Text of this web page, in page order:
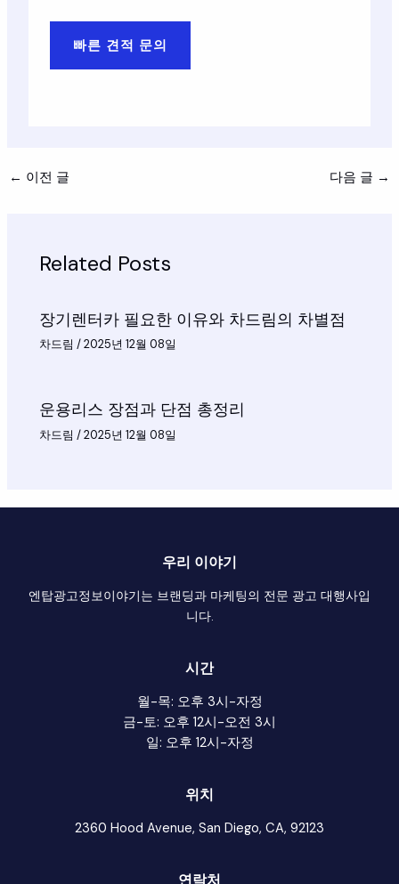
빠른 견적 문의
← 이전 글 다음 글 →
Related Posts
장기렌터카 필요한 이유와 차드림의 차별점
차드림 /2025년 12월 08일
운용리스 장점과 단점 총정리
차드림 /2025년 12월 08일
우리 이야기
엔탑광고정보이야기는 브랜딩과 마케팅의 전문 광고 대행사입
니다.
시간
월-목: 오후 3시-자정
금-토: 오후 12시-오전 3시
일: 오후 12시-자정
위치
2360 Hood Avenue, San Diego, CA, 92123
연락처